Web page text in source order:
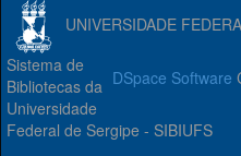
UNIVERSIDADE
DSpace Software
Sistema de
Bibliotecas da
Universidade
Federal de Sergipe - SIBIUFS